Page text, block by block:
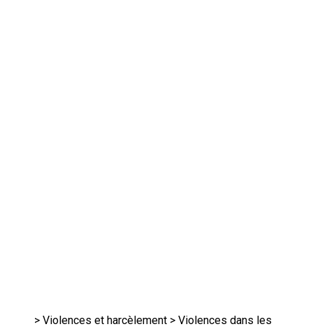
>Violences et harcèlement > Violences dans les